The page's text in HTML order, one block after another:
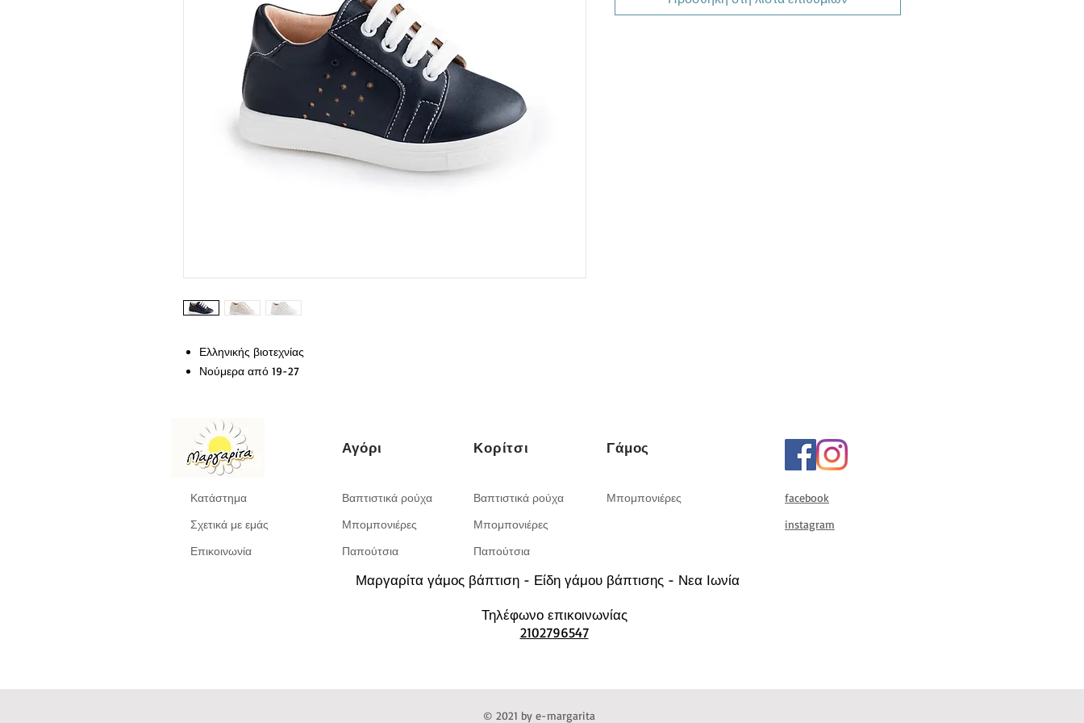
Ελληνικής βιοτεχνίας
Νούμερα από 19-27
Κατάστημα
Σχετικά με εμάς
Επικοινωνία
Αγόρι
Βαπτιστικά ρούχα
Μπομπονιέρες
Παπούτσια
Κορίτσι
Βαπτιστικά ρούχα
Μπομπονιέρες
Παπούτσια
Γάμος
Μπομπονιέρες
facebook
instagram
Μαργαρίτα γάμος βάπτιση - Είδη γάμου βάπτισης - Νεα Ιωνία
Τηλέφωνο επικοινωνίας
2102796547
© 2021 by e-margarita